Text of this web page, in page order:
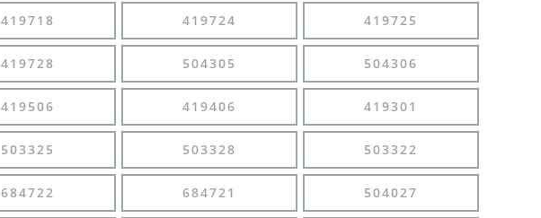
419718 419724 419725
419728 504305 504306
419506 419406 419301
503325 503328 503322
684722 684721 504027